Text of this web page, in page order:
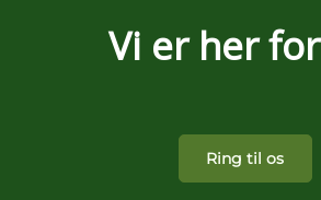
Vi er her
Ring til os